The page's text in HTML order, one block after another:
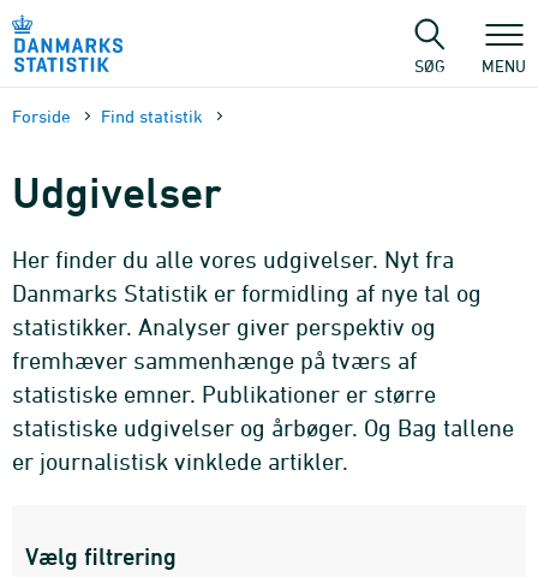
sidens
SØG MENU
Forside Find statistik
Udgivelser
Her finder du alle vores udgivelser. Nyt fra
Danmarks Statistik er formidling af nye tal og
statistikker. Analyser giver perspektiv og
fremhæver sammenhænge på tværs af
statistiske emner. Publikationer er større
statistiske udgivelser og årbøger. Og Bag tallene
er journalistisk vinklede artikler.
Vælg filtrering